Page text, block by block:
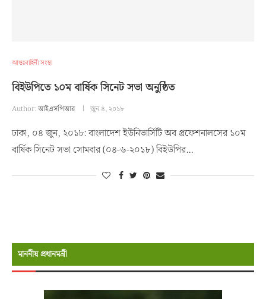
আন্তঃবাহিনী সংস্থা
বিইউপিতে ১০ম বার্ষিক সিনেট সভা অনুষ্ঠিত
Author:আইএসপিআর জুন ৪, ২০১৮
ঢাকা, ০৪ জুন, ২০১৮: বাংলাদেশ ইউনিভার্সিটি অব প্রফেশনালসের ১০ম
বার্ষিক সিনেট সভা সোমবার (০৪-৬-২০১৮) বিইউপির…
মাননীয় প্রধানমন্রী